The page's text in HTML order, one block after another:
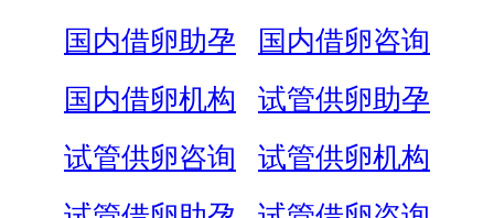
国内借卵助孕
国内借卵咨询
国内借卵机构
试管供卵助孕
试管供卵咨询
试管供卵机构